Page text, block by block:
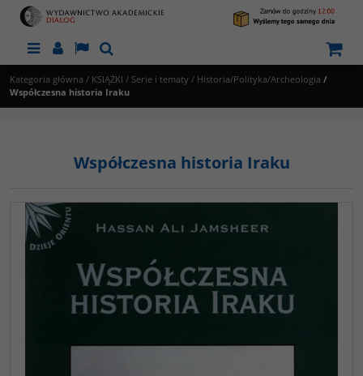
MenuPanelLangSzukaj
Kategoria główna / KSIĄŻKI / Serie i tematy / Historia/Polityka/Archeologia /
Współczesna historia Iraku
Współczesna historia Iraku